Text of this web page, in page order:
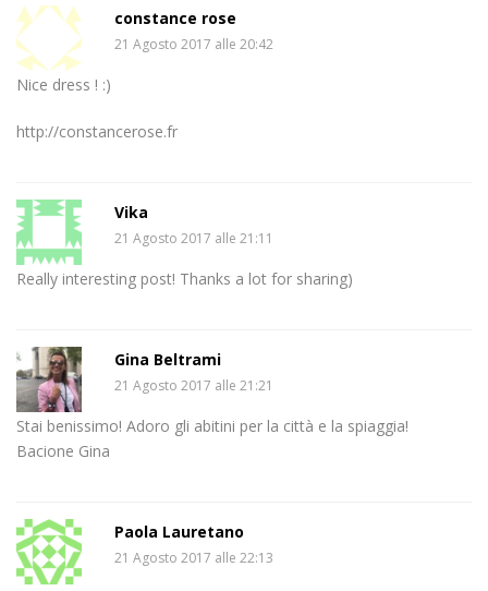
constance rose
21 Agosto 2017 alle 20:42
Nice dress ! :)
http://constancerose.fr
Vika
21 Agosto 2017 alle 21:11
Really interesting post! Thanks a lot for sharing)
Gina Beltrami
21 Agosto 2017 alle 21:21
Stai benissimo! Adoro gli abitini per la città e la spiaggia!
Bacione Gina
Paola Lauretano
21 Agosto 2017 alle 22:13